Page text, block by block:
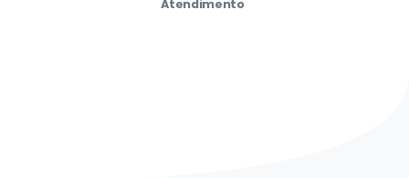
Atendimento